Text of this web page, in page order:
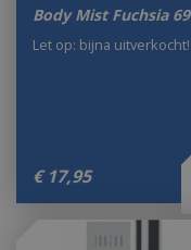
Body Mist Fuchsia 69
€ 17,95
Let op: bijna uitverkocht!